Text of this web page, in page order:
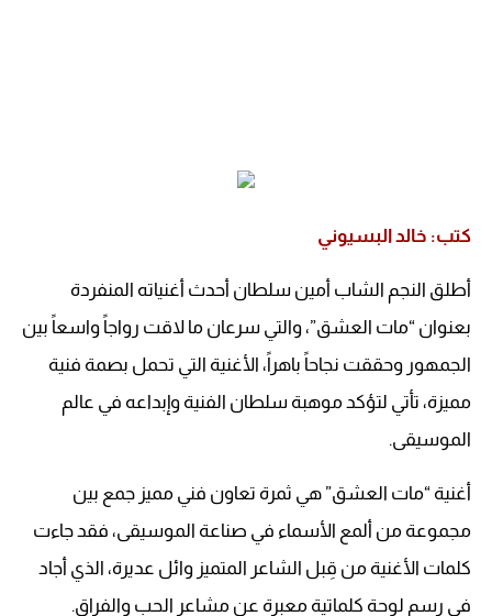
كتب: خالد البسيوني
أطلق النجم الشاب أمين سلطان أحدث أغنياته المنفردة
بعنوان “مات العشق”، والتي سرعان ما لاقت رواجاً واسعاً بين
الجمهور وحققت نجاحاً باهراً، الأغنية التي تحمل بصمة فنية
مميزة، تأتي لتؤكد موهبة سلطان الفنية وإبداعه في عالم
الموسيقى.
أغنية “مات العشق” هي ثمرة تعاون فني مميز جمع بين
مجموعة من ألمع الأسماء في صناعة الموسيقى، فقد جاءت
كلمات الأغنية من قِبل الشاعر المتميز وائل عديرة، الذي أجاد
في رسم لوحة كلماتية معبرة عن مشاعر الحب والفراق.